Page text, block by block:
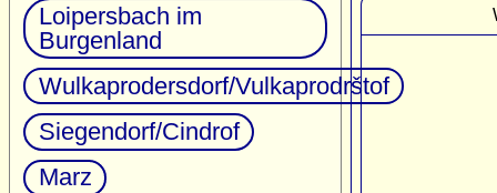
Loipersbach im
Burgenland
Wulkaprodersdorf/Vulkaprodrštof
Siegendorf/Cindrof
Marz